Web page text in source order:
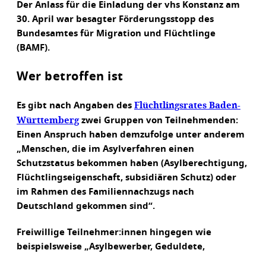
Der Anlass für die Einladung der vhs Konstanz am
30. April war besagter Förderungsstopp des
Bundesamtes für Migration und Flüchtlinge
(BAMF).
Wer betroffen ist
Es gibt nach Angaben des Flüchtlingsrates Baden-
Württembergzwei Gruppen von Teilnehmenden:
Einen Anspruch haben demzufolge unter anderem
„Menschen, die im Asylverfahren einen
Schutzstatus bekommen haben (Asylberechtigung,
Flüchtlingseigenschaft, subsidiären Schutz) oder
im Rahmen des Familiennachzugs nach
Deutschland gekommen sind“.
Freiwillige Teilnehmer:innen hingegen wie
beispielsweise „Asylbewerber, Geduldete,